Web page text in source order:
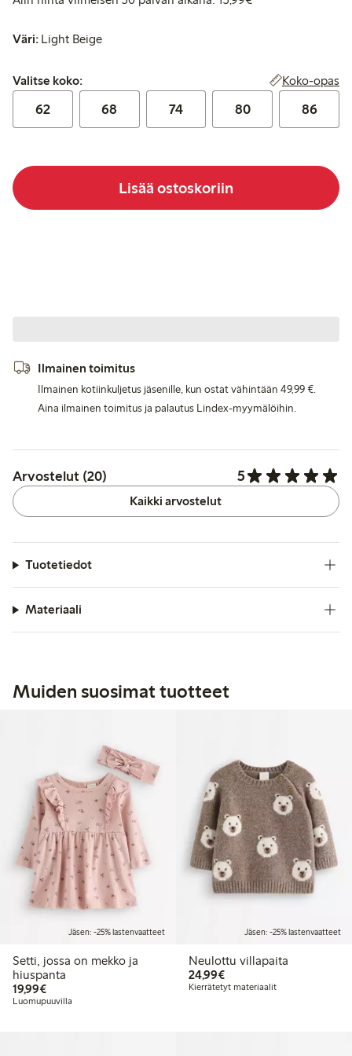
Väri: Light Beige
Valitse koko:
Valitse koko: Koko-opas
62 68 74 80 86
Lisää ostoskoriin
Ilmainen toimitus
Ilmainen kotiinkuljetus jäsenille, kun ostat vähintään 49,99 €.
Aina ilmainen toimitus ja palautus Lindex-myymälöihin.
Arvostelut (20) 5
Kaikki arvostelut
Tuotetiedot
Materiaali
Muiden suosimat tuotteet
Jäsen: -25% lastenvaatteet
Setti, jossa on mekko ja
hiuspanta
19,99€19,99 €
Luomupuuvilla
Jäsen: -25% lastenvaatteet
Neulottu villapaita
24,99€24,99 €
Kierrätetyt materiaalit